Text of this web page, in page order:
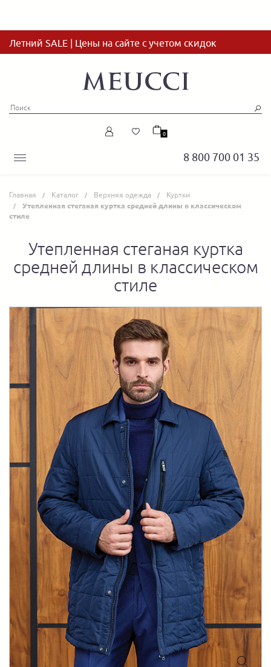
Летний SALE | Цены на сайте с учетом скидок
8 800 700 01 35
0
Главная Каталог Верхняя одежда Куртки
Утепленная стеганая куртка средней длины в классическом
стиле
Утепленная стеганая куртка
средней длины в классическом
стиле